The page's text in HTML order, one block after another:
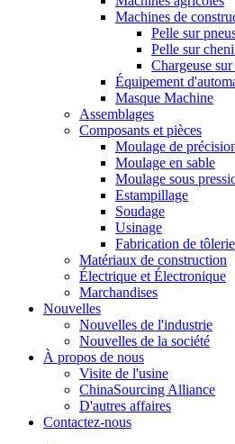
Machines de
Pelle sur
Pelle sur
Chargeuse
Équipement
Masque Machine
Assemblages
Composants et pièces
Moulage de
Moulage en sable
Moulage sous
Estampillage
Soudage
Usinage
Fabrication de tôlerie
Matériaux de construction
Électrique et Électronique
Marchandises
Nouvelles
Nouvelles de l'industrie
Nouvelles de la société
À propos de nous
Visite de l'usine
ChinaSourcing Alliance
D'autres affaires
Contactez-nous